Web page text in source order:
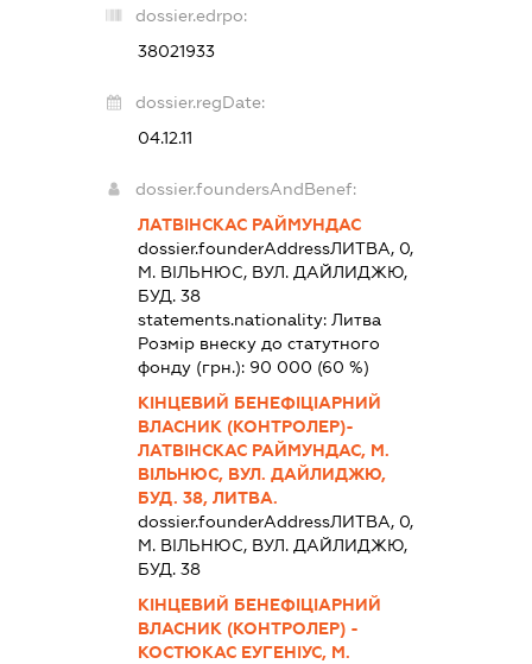
dossier.edrpo:
38021933
dossier.regDate:
04.12.11
dossier.foundersAndBenef:
ЛАТВІНСКАС РАЙМУНДАС
dossier.founderAddressЛИТВА, 0,
М. ВІЛЬНЮС, ВУЛ. ДАЙЛИДЖЮ,
БУД. 38
statements.nationality: Литва
Розмір внеску до статутного
фонду (грн.): 90 000 (60 %)
КІНЦЕВИЙ БЕНЕФІЦІАРНИЙ
ВЛАСНИК (КОНТРОЛЕР)-
ЛАТВІНСКАС РАЙМУНДАС, М.
ВІЛЬНЮС, ВУЛ. ДАЙЛИДЖЮ,
БУД. 38, ЛИТВА.
dossier.founderAddressЛИТВА, 0,
М. ВІЛЬНЮС, ВУЛ. ДАЙЛИДЖЮ,
БУД. 38
КІНЦЕВИЙ БЕНЕФІЦІАРНИЙ
ВЛАСНИК (КОНТРОЛЕР) -
КОСТЮКАС ЕУГЕНІУС, М.